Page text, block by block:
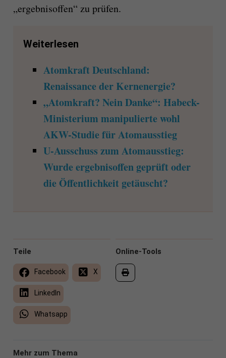
„ergebnisoffen“ zu prüfen.
Weiterlesen
Atomkraft Deutschland:
Renaissance der Kernenergie?
„Atomkraft? Nein Danke“: Habeck-
Ministerium manipulierte wohl
AKW-Studie für Atomausstieg
U-Ausschuss zum Atomausstieg:
Wurde ergebnisoffen geprüft oder
die Öffentlichkeit getäuscht?
Online-Tools
Teile
Facebook X
LinkedIn
Whatsapp
Mehr zum Thema